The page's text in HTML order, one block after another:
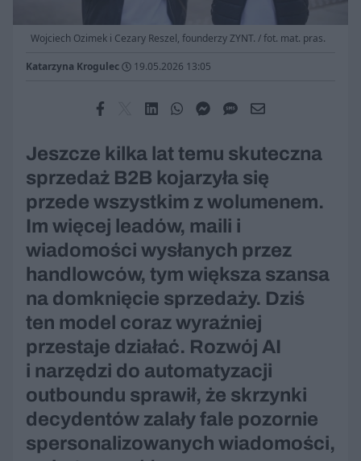
Wojciech Ozimek i Cezary Reszel, founderzy ZYNT. / fot. mat. pras.
Katarzyna Krogulec 19.05.2026 13:05
Jeszcze kilka lat temu skuteczna
sprzedaż B2B kojarzyła się
przede wszystkim z wolumenem.
Im więcej leadów, maili i
wiadomości wysłanych przez
handlowców, tym większa szansa
na domknięcie sprzedaży. Dziś
ten model coraz wyraźniej
przestaje działać. Rozwój AI
i narzędzi do automatyzacji
outboundu sprawił, że skrzynki
decydentów zalały fale pozornie
spersonalizowanych wiadomości,